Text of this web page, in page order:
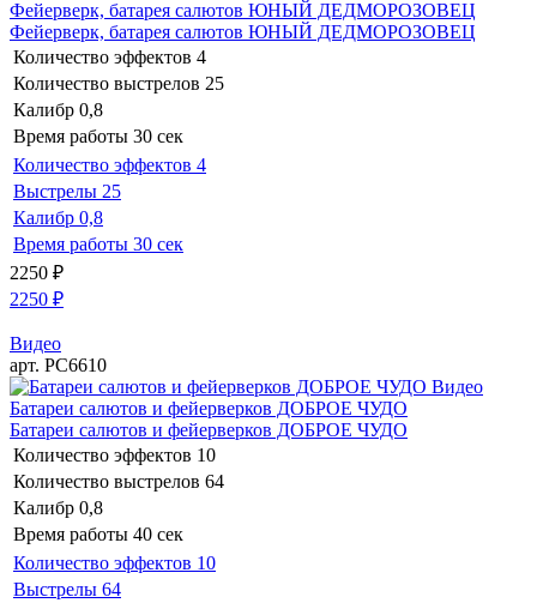
Фейерверк, батарея салютов ЮНЫЙ ДЕДМОРОЗОВЕЦ
Фейерверк, батарея салютов ЮНЫЙ ДЕДМОРОЗОВЕЦ
Количество эффектов 4
Количество выстрелов 25
Калибр 0,8
Время работы 30 сек
Количество эффектов 4
Выстрелы 25
Калибр 0,8
Время работы 30 сек
2250 ₽
2250 ₽
Видео
арт. РС6610
Видео
Батареи салютов и фейерверков ДОБРОЕ ЧУДО
Батареи салютов и фейерверков ДОБРОЕ ЧУДО
Количество эффектов 10
Количество выстрелов 64
Калибр 0,8
Время работы 40 сек
Количество эффектов 10
Выстрелы 64